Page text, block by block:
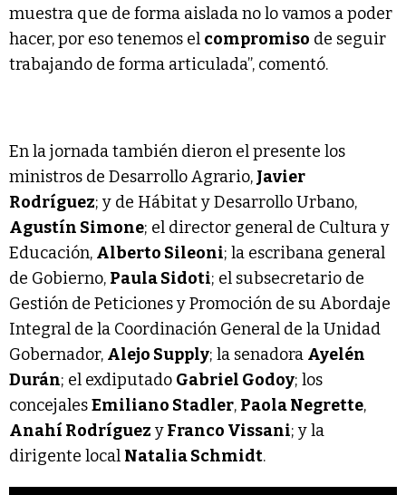
muestra que de forma aislada no lo vamos a poder
hacer, por eso tenemos el compromiso de seguir
trabajando de forma articulada”, comentó.
En la jornada también dieron el presente los
ministros de Desarrollo Agrario, Javier
Rodríguez; y de Hábitat y Desarrollo Urbano,
Agustín Simone; el director general de Cultura y
Educación, Alberto Sileoni; la escribana general
de Gobierno, Paula Sidoti; el subsecretario de
Gestión de Peticiones y Promoción de su Abordaje
Integral de la Coordinación General de la Unidad
Gobernador, Alejo Supply; la senadora Ayelén
Durán; el exdiputado Gabriel Godoy; los
concejalesEmiliano Stadler, Paola Negrette,
Anahí Rodríguez yFranco Vissani; y la
dirigente local Natalia Schmidt.